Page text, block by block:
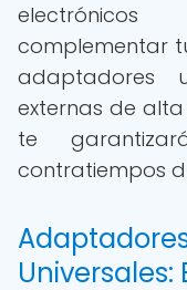
complementar
adaptadores
externas de
te
contratiempos
Universales: